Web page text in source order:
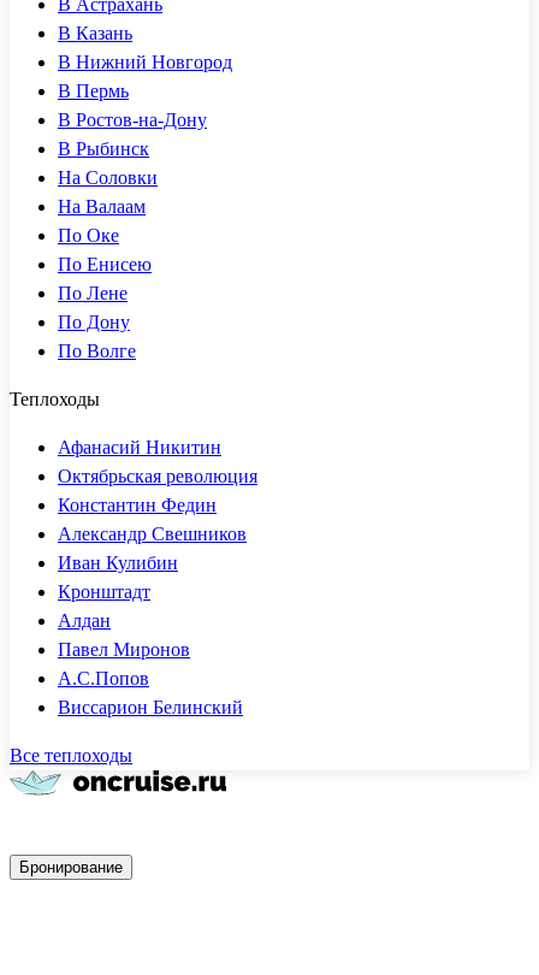
В Астрахань
В Казань
В Нижний Новгород
В Пермь
В Ростов-на-Дону
В Рыбинск
На Соловки
На Валаам
По Оке
По Енисею
По Лене
По Дону
По Волге
Теплоходы
Афанасий Никитин
Октябрьская революция
Константин Федин
Александр Свешников
Иван Кулибин
Кронштадт
Алдан
Павел Миронов
А.С.Попов
Виссарион Белинский
Все теплоходы
Бронирование